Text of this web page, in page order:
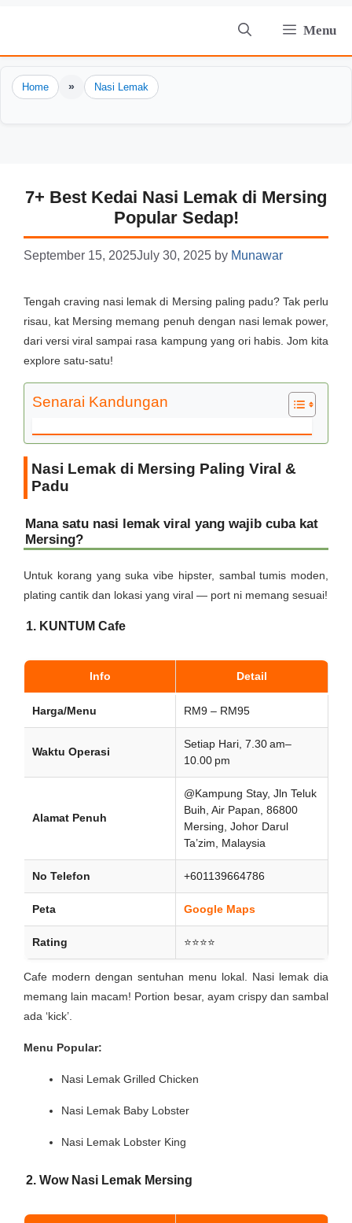
content
Menu
Home » Nasi Lemak
7+ Best Kedai Nasi Lemak di Mersing
Popular Sedap!
September 15, 2025July 30, 2025 by Munawar
Tengah craving nasi lemak di Mersing paling padu? Tak perlu
risau, kat Mersing memang penuh dengan nasi lemak power,
dari versi viral sampai rasa kampung yang ori habis. Jom kita
explore satu-satu!
Senarai Kandungan
Nasi Lemak di Mersing Paling Viral &
Padu
Mana satu nasi lemak viral yang wajib cuba kat
Mersing?
Untuk korang yang suka vibe hipster, sambal tumis moden,
plating cantik dan lokasi yang viral — port ni memang sesuai!
1. KUNTUM Cafe
Info Detail
Harga/Menu RM9 – RM95
Waktu Operasi
Setiap Hari, 7.30 am–
10.00 pm
Alamat Penuh
@Kampung Stay, Jln Teluk
Buih, Air Papan, 86800
Mersing, Johor Darul
Ta’zim, Malaysia
No Telefon +601139664786
Peta Google Maps
Rating ⭐⭐⭐⭐
Cafe modern dengan sentuhan menu lokal. Nasi lemak dia
memang lain macam! Portion besar, ayam crispy dan sambal
ada ‘kick’.
Menu Popular:
Nasi Lemak Grilled Chicken
Nasi Lemak Baby Lobster
Nasi Lemak Lobster King
2. Wow Nasi Lemak Mersing